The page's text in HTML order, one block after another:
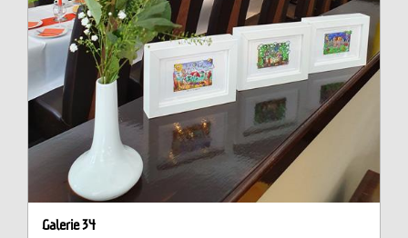
Galerie 34